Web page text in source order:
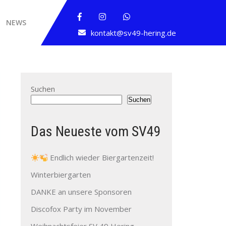
kontakt@sv49-hering.de
NEWS
Suchen
Suchen
Das Neueste vom SV49
Endlich wieder Biergartenzeit!
Winterbiergarten
DANKE an unsere Sponsoren
Discofox Party im November